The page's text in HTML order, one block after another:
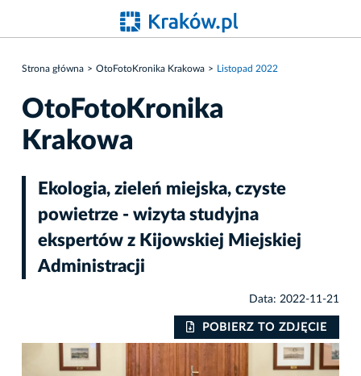
Strona główna OtoFotoKronika Krakowa Listopad 2022
OtoFotoKronika
Krakowa
Ekologia, zieleń miejska, czyste
powietrze - wizyta studyjna
ekspertów z Kijowskiej Miejskiej
Administracji
Data: 2022-11-21
POBIERZ TO ZDJĘCIE